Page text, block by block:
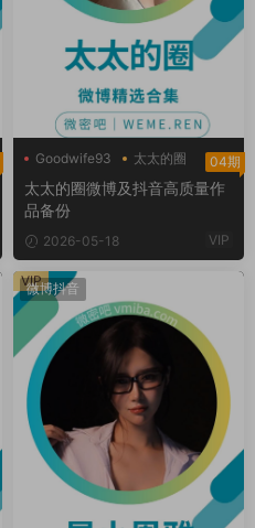
Goodwife93
太太的圈
好太太hhh
04期
太太的圈微博及抖音高质量作
品备份
2026-05-18 VIP
微博抖音
VIP